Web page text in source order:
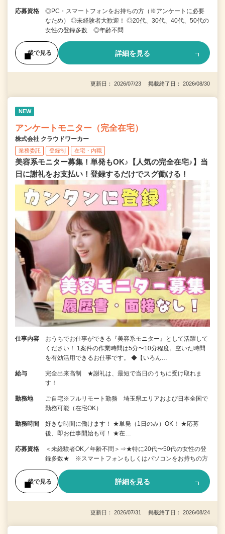
応募資格
◎PC・スマートフォンをお持ちの方（※アンケートに必要
なため） ◎未経験者大歓迎！ ◎20代、30代、40代、50代の
女性の登録多数 ◎年齢不問
後で見る 詳細を見る
更新日： 2026/07/23 掲載終了日： 2026/08/30
NEW
アンケートモニター（完全在宅）
株式会社 クラウドワーカー
業務委託 登録制 在宅・内職
美容系モニター募集！単発もOK♪【人気の完全在宅♪】当
日に謝礼をお支払い！登録するだけでスグ働ける！
仕事内容
おうちでお仕事ができる『美容系モニター』として活躍して
ください！ 1案件の作業時間は5分〜10分程度。空いた時間
を有効活用できるお仕事です。 ◆【いろん…
給与
完全出来高制 ★謝礼は、最短で当日のうちに受け取れま
す！
勤務地
ご自宅※フルリモート勤務 埼玉県エリアおよび日本全国で
勤務可能（在宅OK）
勤務時間
好きな時間に働けます！ ★単発（1日のみ）OK！ ★応募
後、即お仕事開始も可！ ★在…
応募資格
＜未経験者OK／年齢不問＞⇒★特に20代〜50代の女性の登
録多数★ ※スマートフォンもしくはパソコンをお持ちの方
後で見る 詳細を見る
更新日： 2026/07/31 掲載終了日： 2026/08/24